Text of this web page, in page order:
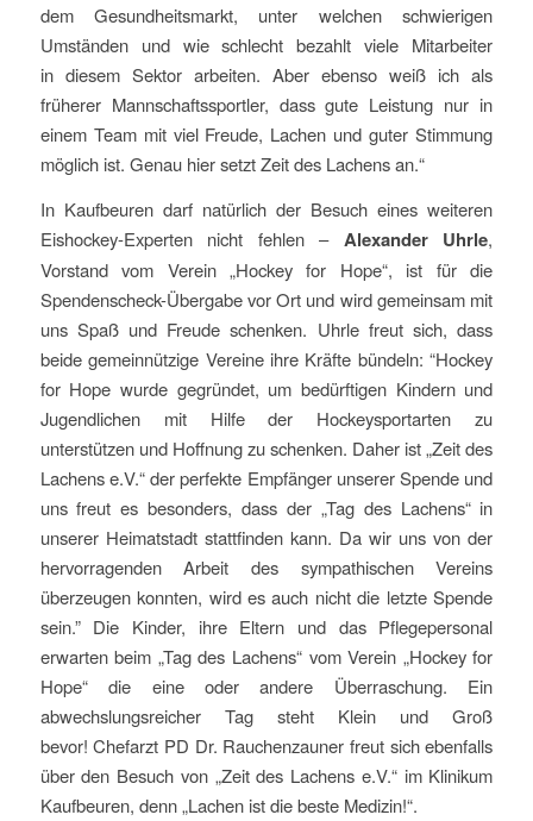
dem Gesundheitsmarkt, unter welchen schwierigen
Umständen und wie schlecht bezahlt viele Mitarbeiter
in diesem Sektor arbeiten. Aber ebenso weiß ich als
früherer Mannschaftssportler, dass gute Leistung nur in
einem Team mit viel Freude, Lachen und guter Stimmung
möglich ist. Genau hier setzt Zeit des Lachens an.“
In Kaufbeuren darf natürlich der Besuch eines weiteren
Eishockey-Experten nicht fehlen – Alexander Uhrle,
Vorstand vom Verein „Hockey for Hope“, ist für die
Spendenscheck-Übergabe vor Ort und wird gemeinsam mit
uns Spaß und Freude schenken. Uhrle freut sich, dass
beide gemeinnützige Vereine ihre Kräfte bündeln: “Hockey
for Hope wurde gegründet, um bedürftigen Kindern und
Jugendlichen mit Hilfe der Hockeysportarten zu
unterstützen und Hoffnung zu schenken. Daher ist „Zeit des
Lachens e.V.“ der perfekte Empfänger unserer Spende und
uns freut es besonders, dass der „Tag des Lachens“ in
unserer Heimatstadt stattfinden kann. Da wir uns von der
hervorragenden Arbeit des sympathischen Vereins
überzeugen konnten, wird es auch nicht die letzte Spende
sein.” Die Kinder, ihre Eltern und das Pflegepersonal
erwarten beim „Tag des Lachens“ vom Verein „Hockey for
Hope“ die eine oder andere Überraschung. Ein
abwechslungsreicher Tag steht Klein und Groß
bevor! Chefarzt PD Dr. Rauchenzauner freut sich ebenfalls
über den Besuch von „Zeit des Lachens e.V.“ im Klinikum
Kaufbeuren, denn „Lachen ist die beste Medizin!“.